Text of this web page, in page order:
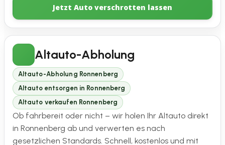
Jetzt Auto verschrotten lassen
Altauto-Abholung
Altauto-Abholung Ronnenberg
Altauto entsorgen in Ronnenberg
Altauto verkaufen Ronnenberg
Ob fahrbereit oder nicht – wir holen Ihr Altauto direkt
in Ronnenberg ab und verwerten es nach
gesetzlichen Standards. Schnell, kostenlos und mit